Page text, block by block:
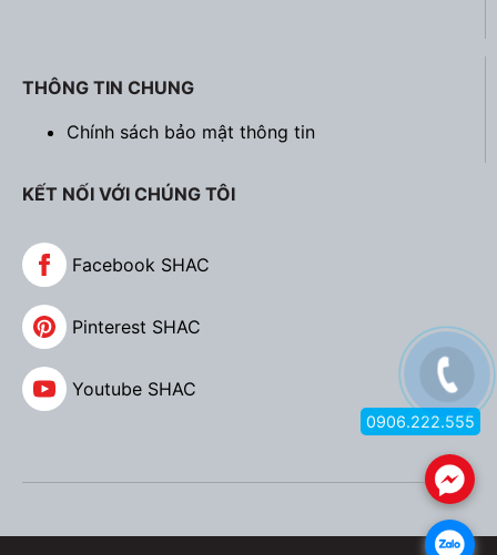
THÔNG TIN CHUNG
Chính sách bảo mật thông tin
KẾT NỐI VỚI CHÚNG TÔI
Facebook SHAC
Pinterest SHAC
Youtube SHAC
.
.
0906.222.555